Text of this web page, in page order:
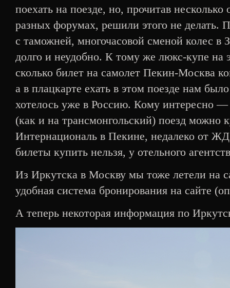
поехать на поезде, но, прочитав несколько
разных форумах, решили этого не делать.
с таможней, многочасовой сменой колес в
долго и неудобно. К тому же люкс-купе на
сколько билет на самолет Пекин-Москва
а в плацкарте ехать в этом поезде нам
хотелось уже в Россию. Кому интересно
(как и на трансмонгольский) поезд можно
Интернациональ в Пекине, недалеко от
билеты купить нельзя, у отельного
Из Иркутска в Москву мы тоже летели на
удобная система бронирования на сайте
А теперь некоторая информация по